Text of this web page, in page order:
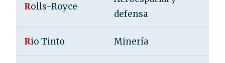
Rolls-Royce
defensa
Rio Tinto Minería